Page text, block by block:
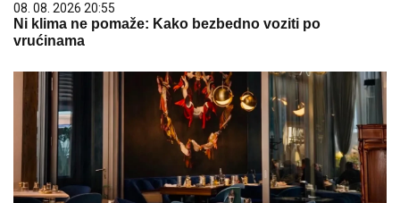
08. 08. 2026 20:55
Ni klima ne pomaže: Kako bezbedno voziti po
vrućinama